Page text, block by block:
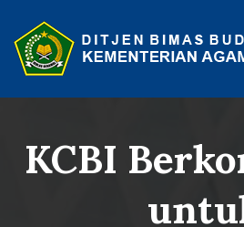
KCBI